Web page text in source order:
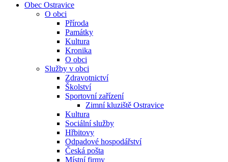
Obec Ostravice
O obci
Příroda
Památky
Kultura
Kronika
O obci
Služby v obci
Zdravotnictví
Školství
Sportovní zařízení
Zimní kluziště Ostravice
Kultura
Sociální služby
Hřbitovy
Odpadové hospodářství
Česká pošta
Místní firmy